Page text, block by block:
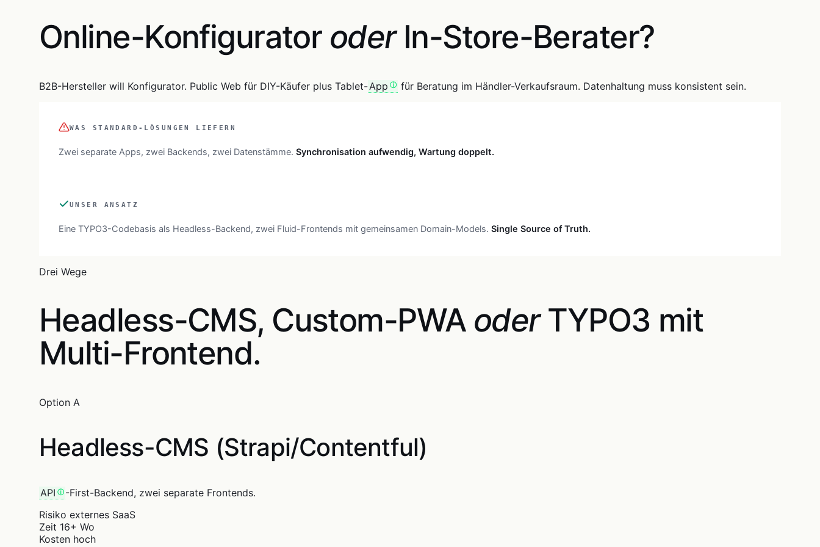
Online-Konfigurator oderIn-Store-Berater?
B2B-Hersteller will Konfigurator. Public Web für DIY-Käufer plus Tablet-App für Beratung im Händler-Verkaufsraum. Datenhaltung muss konsistent sein.
WAS STANDARD-LÖSUNGEN LIEFERN
Zwei separate Apps, zwei Backends, zwei Datenstämme. Synchronisation aufwendig, Wartung doppelt.
UNSER ANSATZ
Eine TYPO3-Codebasis als Headless-Backend, zwei Fluid-Frontends mit gemeinsamen Domain-Models. Single Source of Truth.
Drei Wege
Headless-CMS, Custom-PWA oderTYPO3 mit
Multi-Frontend.
Option A
Headless-CMS (Strapi/Contentful)
API
-First-Backend, zwei separate Frontends.
Risiko externes SaaS
Zeit 16+ Wo
Kosten hoch